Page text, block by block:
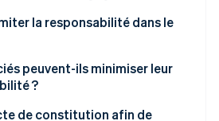
la responsabilité dans le
peuvent-ils minimiser leur
?
de constitution afin de